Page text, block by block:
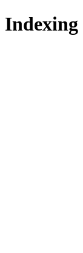
Indexing